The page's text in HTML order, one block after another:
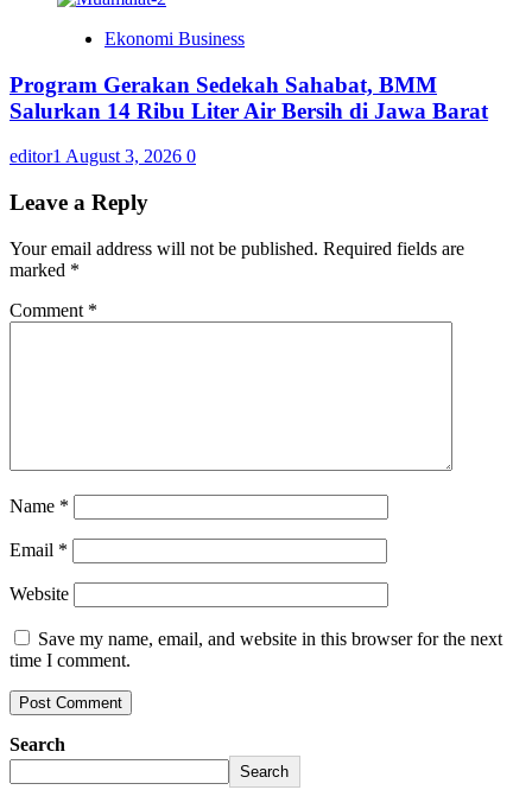
Ekonomi Business
Program Gerakan Sedekah Sahabat, BMM
Salurkan 14 Ribu Liter Air Bersih di Jawa Barat
editor1 August 3, 2026 0
Leave a Reply
Your email address will not be published. Required fields are
marked *
Comment *
Name *
Email *
Website
Save my name, email, and website in this browser for the next
time I comment.
Search
Search